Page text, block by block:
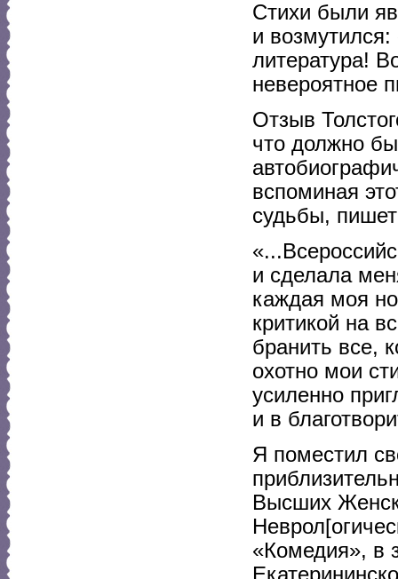
Стихи были
и
литература!
невероятное
Отзыв
что должно
вспоминая
судьбы,
и сделала
каждая моя
критикой на
бранить все,
охотно мои
усиленно
и в
Я поместил
Высших
«Комедия», в